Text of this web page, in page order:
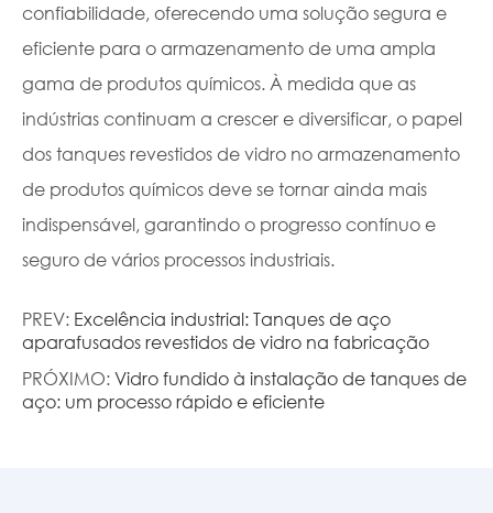
confiabilidade, oferecendo uma solução segura e
eficiente para o armazenamento de uma ampla
gama de produtos químicos. À medida que as
indústrias continuam a crescer e diversificar, o papel
dos tanques revestidos de vidro no armazenamento
de produtos químicos deve se tornar ainda mais
indispensável, garantindo o progresso contínuo e
seguro de vários processos industriais.
PREV: Excelência industrial: Tanques de aço
aparafusados revestidos de vidro na fabricação
PRÓXIMO:Vidro fundido à instalação de tanques de
aço: um processo rápido e eficiente